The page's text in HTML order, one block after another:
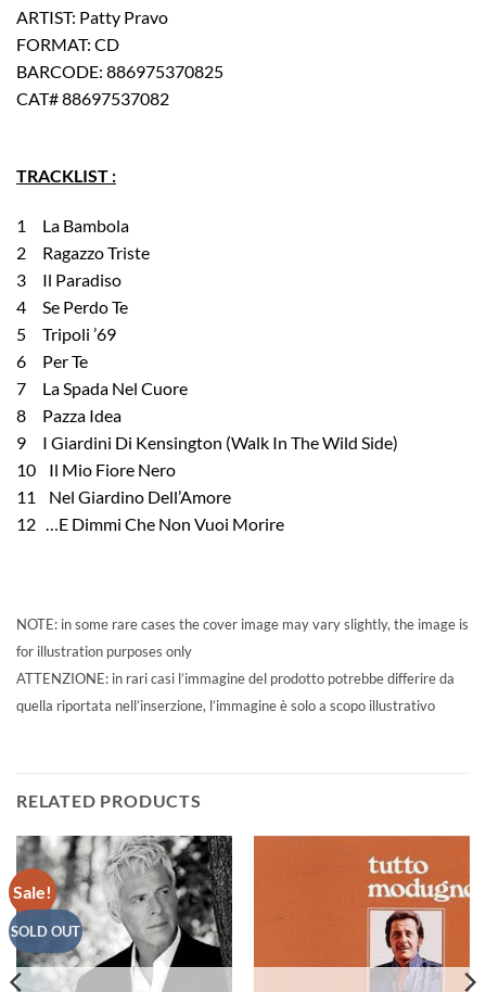
ARTIST: Patty Pravo
FORMAT: CD
BARCODE: 886975370825
CAT# 88697537082
TRACKLIST :
1 La Bambola
2 Ragazzo Triste
3 Il Paradiso
4 Se Perdo Te
5 Tripoli ’69
6 Per Te
7 La Spada Nel Cuore
8 Pazza Idea
9 I Giardini Di Kensington (Walk In The Wild Side)
10 Il Mio Fiore Nero
11 Nel Giardino Dell’Amore
12 …E Dimmi Che Non Vuoi Morire
NOTE: in some rare cases the cover image may vary slightly, the image is
for illustration purposes only
ATTENZIONE: in rari casi l’immagine del prodotto potrebbe differire da
quella riportata nell’inserzione, l’immagine è solo a scopo illustrativo
RELATED PRODUCTS
Sale!
SOLD OUT